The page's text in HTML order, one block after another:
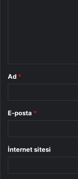
Ad *
E-posta *
İnternet sitesi